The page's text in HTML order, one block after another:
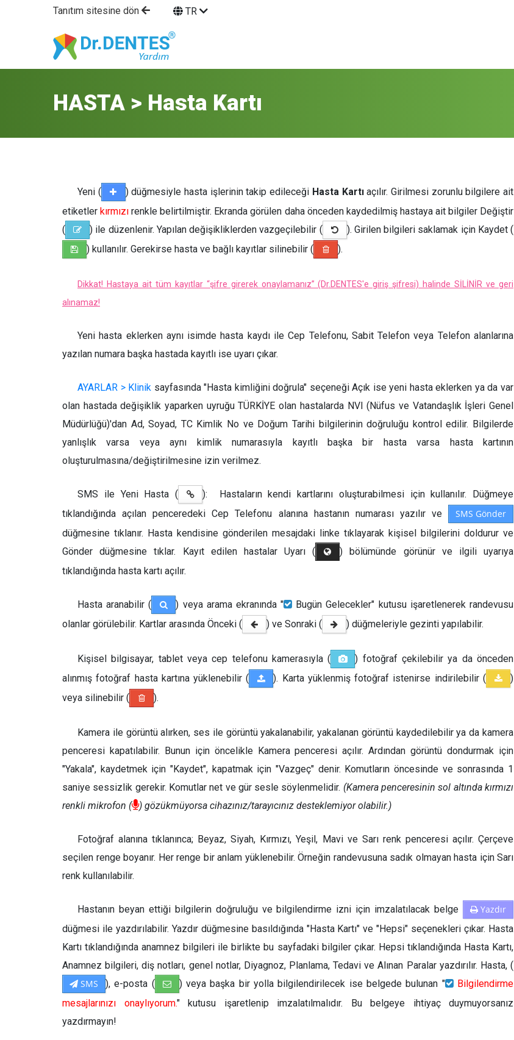
Tanıtım sitesine dön TR
HASTA > Hasta Kartı
Yeni ( ) düğmesiyle hasta işlerinin takip edileceği Hasta Kartıaçılır. Girilmesi zorunlu bilgilere ait
etiketlerkırmızı renkle belirtilmiştir. Ekranda görülen daha önceden kaydedilmiş hastaya ait bilgiler Değiştir
(
) ile düzenlenir. Yapılan değişikliklerden vazgeçilebilir (
). Girilen bilgileri saklamak için Kaydet (
) kullanılır. Gerekirse hasta ve bağlı kayıtlar silinebilir (
).
Dikkat! Hastaya ait tüm kayıtlar “şifre girerek onaylamanız” (Dr.DENTES'e giriş şifresi) halinde SİLİNİR ve geri
alınamaz!
Yeni hasta eklerken aynı isimde hasta kaydı ile Cep Telefonu, Sabit Telefon veya Telefon alanlarına
yazılan numara başka hastada kayıtlı ise uyarı çıkar.
AYARLAR > Klinik sayfasında "Hasta kimliğini doğrula" seçeneği Açık ise yeni hasta eklerken ya da var
olan hastada değişiklik yaparken uyruğu TÜRKİYE olan hastalarda NVI (Nüfus ve Vatandaşlık İşleri Genel
Müdürlüğü)'dan Ad, Soyad, TC Kimlik No ve Doğum Tarihi bilgilerinin doğruluğu kontrol edilir. Bilgilerde
yanlışlık varsa veya aynı kimlik numarasıyla kayıtlı başka bir hasta varsa hasta kartının
oluşturulmasına/değiştirilmesine izin verilmez.
SMS ile Yeni Hasta (
): Hastaların kendi kartlarını oluşturabilmesi için kullanılır. Düğmeye
tıklandığında açılan penceredeki Cep Telefonu alanına hastanın numarası yazılır ve
SMS Gönder
düğmesine tıklanır. Hasta kendisine gönderilen mesajdaki linke tıklayarak kişisel bilgilerini doldurur ve
Gönder düğmesine tıklar. Kayıt edilen hastalar Uyarı (
) bölümünde görünür ve ilgili uyarıya
tıklandığında hasta kartı açılır.
Hasta aranabilir ( ) veya arama ekranında "
Bugün Gelecekler" kutusu işaretlenerek randevusu
olanlar görülebilir. Kartlar arasında Önceki (
) ve Sonraki ( ) düğmeleriyle gezinti yapılabilir.
Kişisel bilgisayar, tablet veya cep telefonu kamerasıyla (
) fotoğraf çekilebilir ya da önceden
alınmış fotoğraf hasta kartına yüklenebilir (
). Karta yüklenmiş fotoğraf istenirse indirilebilir (
)
veya silinebilir (
).
Kamera ile görüntü alırken, ses ile görüntü yakalanabilir, yakalanan görüntü kaydedilebilir ya da kamera
penceresi kapatılabilir. Bunun için öncelikle Kamera penceresi açılır. Ardından görüntü dondurmak için
"Yakala", kaydetmek için "Kaydet", kapatmak için "Vazgeç" denir. Komutların öncesinde ve sonrasında 1
saniye sessizlik gerekir. Komutlar net ve gür sesle söylenmelidir. (Kamera penceresinin sol altında kırmızı
renkli mikrofon (
) gözükmüyorsa cihazınız/tarayıcınız desteklemiyor olabilir.)
Fotoğraf alanına tıklanınca; Beyaz, Siyah, Kırmızı, Yeşil, Mavi ve Sarı renk penceresi açılır. Çerçeve
seçilen renge boyanır. Her renge bir anlam yüklenebilir. Örneğin randevusuna sadık olmayan hasta için Sarı
renk kullanılabilir.
Hastanın beyan ettiği bilgilerin doğruluğu ve bilgilendirme izni için imzalatılacak belge
Yazdır
düğmesi ile yazdırılabilir. Yazdır düğmesine basıldığında "Hasta Kartı" ve "Hepsi" seçenekleri çıkar. Hasta
Kartı tıklandığında anamnez bilgileri ile birlikte bu sayfadaki bilgiler çıkar. Hepsi tıklandığında Hasta Kartı,
Anamnez bilgileri, diş notları, genel notlar, Diyagnoz, Planlama, Tedavi ve Alınan Paralar yazdırılır. Hasta, (
SMS
), e-posta ( ) veya başka bir yolla bilgilendirilecek ise belgede bulunan "
Bilgilendirme
mesajlarınızı onaylıyorum." kutusu işaretlenip imzalatılmalıdır. Bu belgeye ihtiyaç duymuyorsanız
yazdırmayın!